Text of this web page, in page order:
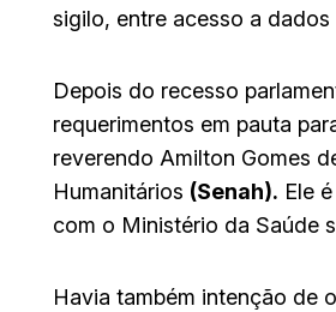
sigilo, entre acesso a
Depois do recesso
requerimentos em pauta
reverendo Amilton Gomes
Humanitários (Senah). Ele
com o Ministério da Saúde
Havia também intenção de